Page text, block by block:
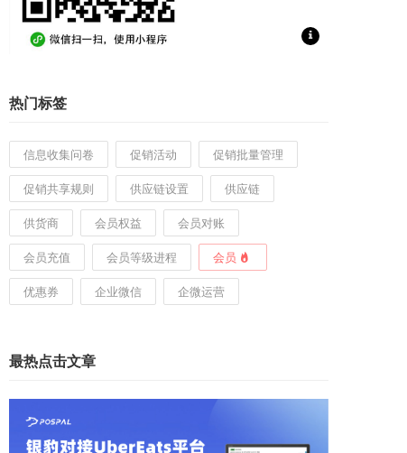
扫一扫联系售后咨询
热门标签
信息收集问卷 促销活动
促销批量管理
促销共享规则
供应链设置
供应链
供货商
会员权益
会员对账
会员充值
会员等级进程
会员
优惠券
企业微信 企微运营
最热点击文章